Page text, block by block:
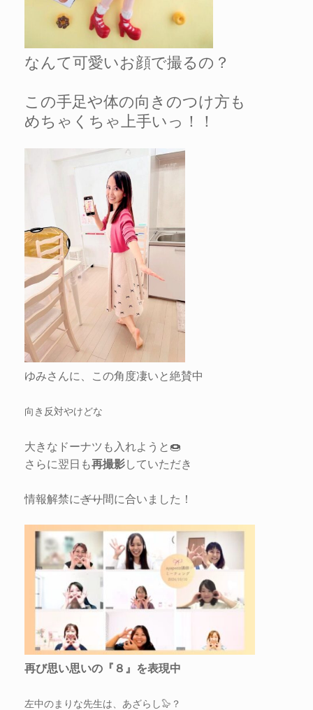
なんて可愛いお顔で撮るの？
この手足や体の向きのつけ方も
めちゃくちゃ上手いっ！！
ゆみさんに、この角度凄いと絶賛中
向き反対やけどな
大きなドーナツも入れようと🍩
さらに翌日も再撮影していただき
情報解禁にぎり間に合いました！
再び思い思いの『８』を表現中
左中のまりな先生は、あざらし🦭？